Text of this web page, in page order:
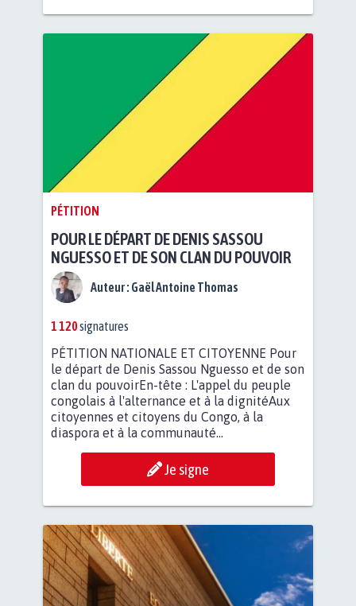
PÉTITION
POUR LE DÉPART DE DENIS SASSOU
NGUESSO ET DE SON CLAN DU POUVOIR
Auteur : Gaël Antoine Thomas
1 120signatures
PÉTITION NATIONALE ET CITOYENNE ​Pour
le départ de Denis Sassou Nguesso et de son
clan du pouvoir​En-tête : L'appel du peuple
congolais à l'alternance et à la dignité​Aux
citoyennes et citoyens du Congo, à la
diaspora et à la communauté...
Je signe